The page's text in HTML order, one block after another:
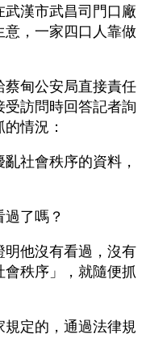
漢市武昌司門口廠
，一家四口人靠做
甸公安局直接責任
受訪問時回答記者詢
情況：
社會秩序的資料，
了嗎？
他沒有看過，沒有
秩序」，就隨便抓
定的，通過法律規